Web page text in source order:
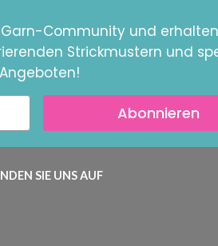
Community und
Strickmustern und
Angeboten!
Abonnieren
SIE UNS AUF